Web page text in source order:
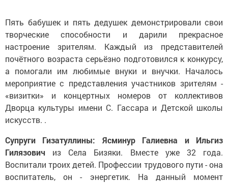
Пять бабушек и пять дедушек демонстрировали свои
творческие способности и дарили прекрасное
настроение зрителям. Каждый из представителей
почётного возраста серьёзно подготовился к конкурсу,
а помогали им любимые внуки и внучки. Началось
мероприятие с представления участников зрителям -
«визитки» и концертных номеров от коллективов
Дворца культуры имени С. Гассара и Детской школы
искусств. .
Супруги Гизатуллины: Ясминур Галиевна и Ильгиз
Гилязович из Села Бизяки. Вместе уже 32 года.
Воспитали троих детей. Профессии трудового пути - она
воспитатель, он - энергетик. На данный момент